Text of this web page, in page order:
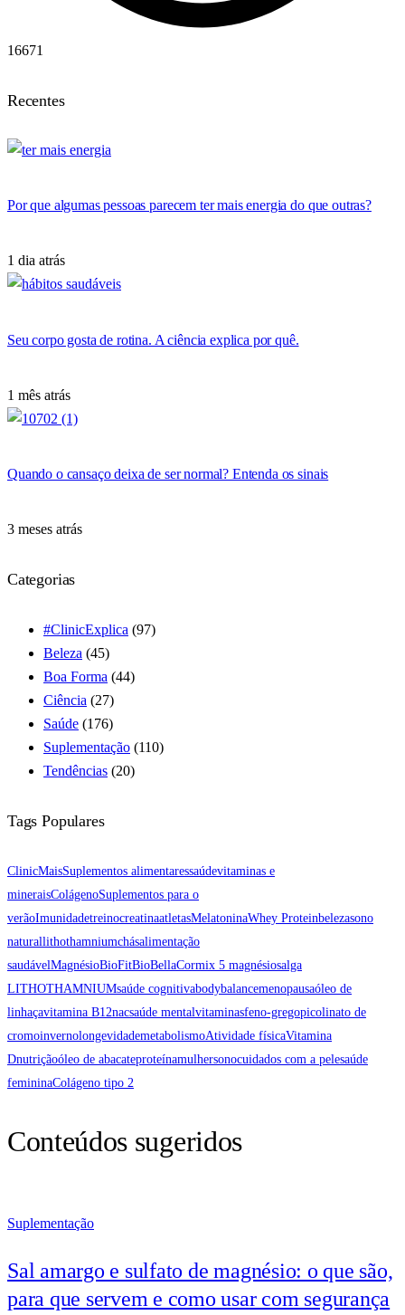
16671
Recentes
Por que algumas pessoas parecem ter mais energia do que outras?
1 dia atrás
Seu corpo gosta de rotina. A ciência explica por quê.
1 mês atrás
Quando o cansaço deixa de ser normal? Entenda os sinais
3 meses atrás
Categorias
#ClinicExplica (97)
Beleza (45)
Boa Forma (44)
Ciência (27)
Saúde (176)
Suplementação (110)
Tendências (20)
Tags Populares
ClinicMaisSuplementos alimentaressaúdevitaminas e
mineraisColágenoSuplementos para o
verãoImunidadetreinocreatinaatletasMelatoninaWhey Proteinbelezasono
naturallithothamniumchásalimentação
saudávelMagnésioBioFitBioBellaCormix 5 magnésiosalga
LITHOTHAMNIUMsaúde cognitivabodybalancemenopausaóleo de
linhaçavitamina B12nacsaúde mentalvitaminasfeno-gregopicolinato de
cromoinvernolongevidademetabolismoAtividade físicaVitamina
Dnutriçãoóleo de abacateproteínamulhersonocuidados com a pelesaúde
femininaColágeno tipo 2
Conteúdos sugeridos
Suplementação
Sal amargo e sulfato de magnésio: o que são,
para que servem e como usar com segurança